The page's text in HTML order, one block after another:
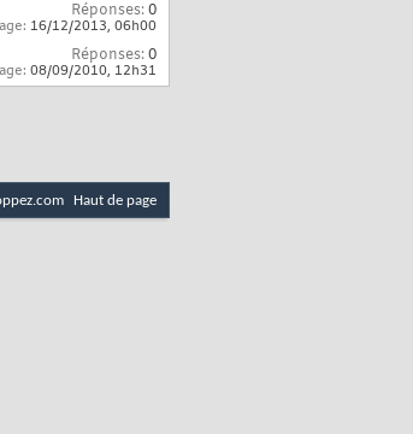
Réponses:0
16/12/2013, 06h00
Réponses:0
08/09/2010, 12h31
Haut de page